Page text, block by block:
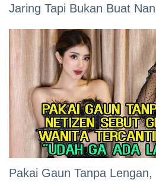
Jaring Tapi Bukan Buat
Pakai Gaun Tanpa